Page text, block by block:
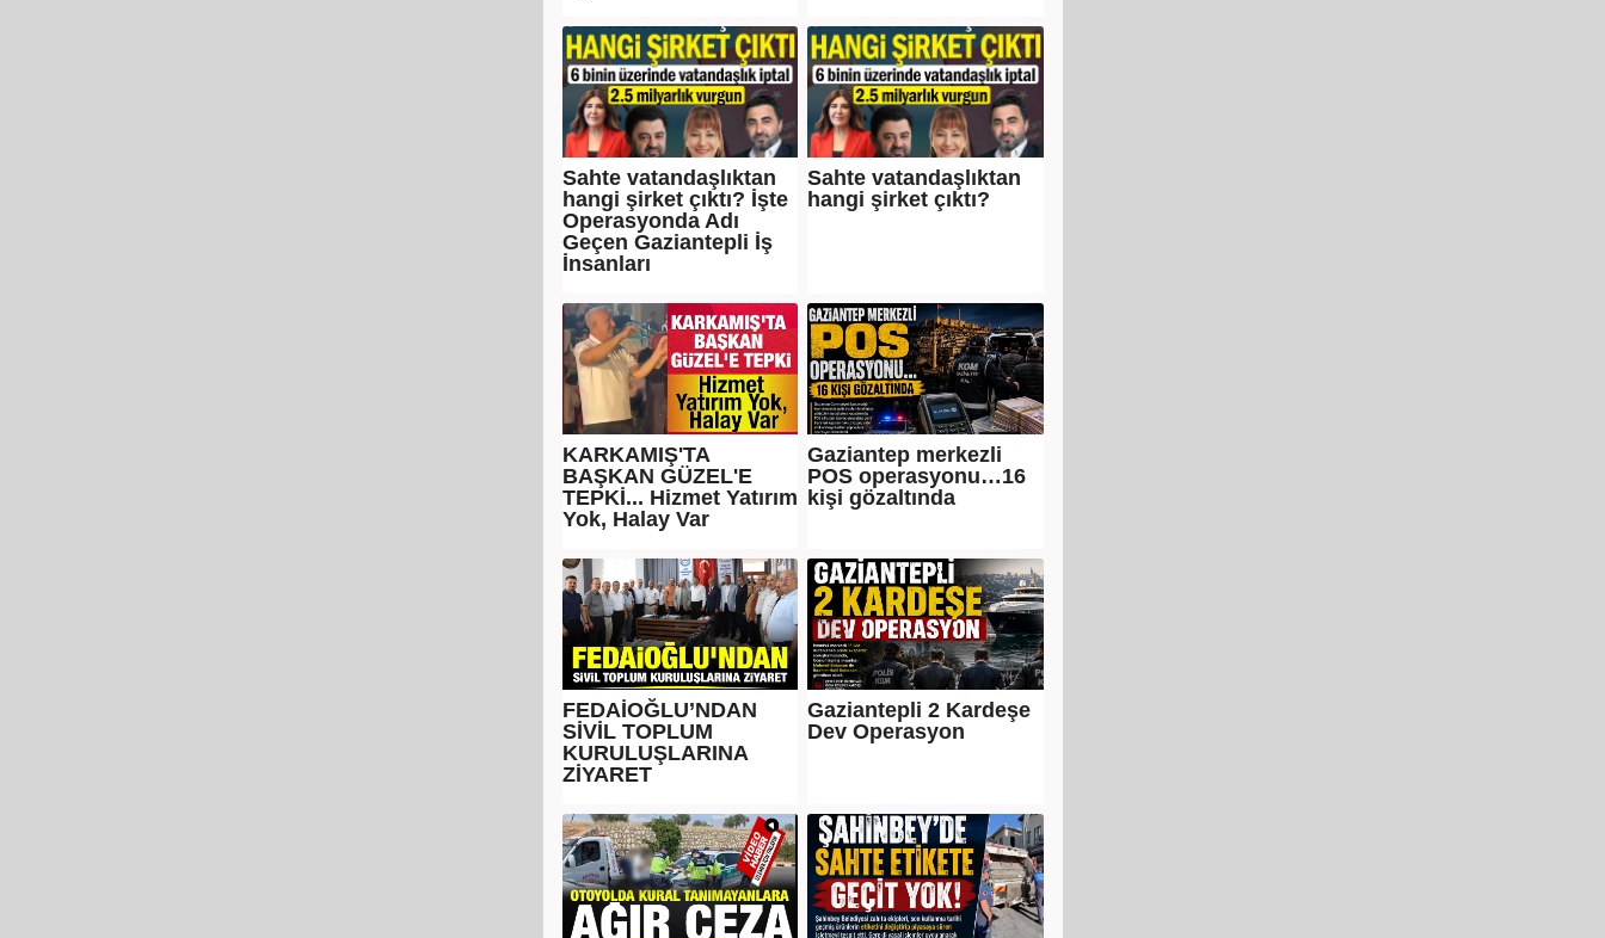
Sahte vatandaşlıktan
hangi şirket çıktı? İşte
Operasyonda Adı
Geçen Gaziantepli İş
İnsanları
Sahte vatandaşlıktan
hangi şirket çıktı?
KARKAMIŞ'TA
BAŞKAN GÜZEL'E
TEPKİ... Hizmet Yatırım
Yok, Halay Var
Gaziantep merkezli
POS operasyonu…16
kişi gözaltında
FEDAİOĞLU’NDAN
SİVİL TOPLUM
KURULUŞLARINA
ZİYARET
Gaziantepli 2 Kardeşe
Dev Operasyon